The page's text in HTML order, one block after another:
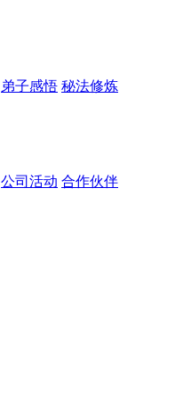
弟子感悟 秘法修炼
公司活动 合作伙伴